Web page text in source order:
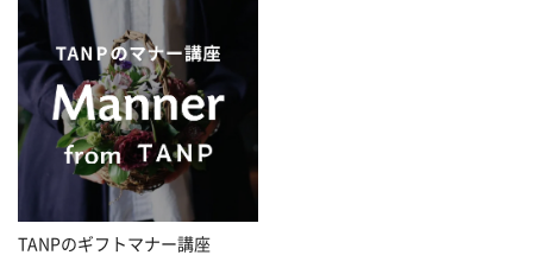
TANPのギフトマナー講座